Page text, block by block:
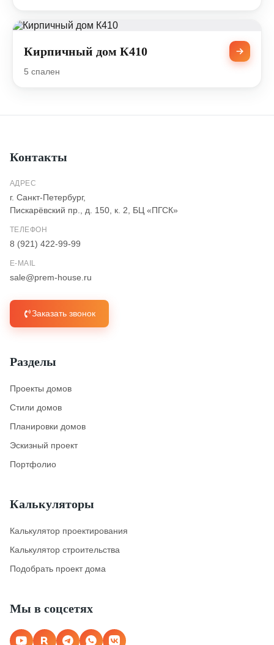
Кирпичный дом К410
5 спален
Контакты
АДРЕС
г. Санкт-Петербург,
Пискарёвский пр., д. 150, к. 2, БЦ «ПГСК»
ТЕЛЕФОН
8 (921) 422-99-99
E-MAIL
sale@prem-house.ru
Заказать звонок
Разделы
Проекты домов
Стили домов
Планировки домов
Эскизный проект
Портфолио
Калькуляторы
Калькулятор проектирования
Калькулятор строительства
Подобрать проект дома
Мы в соцсетях